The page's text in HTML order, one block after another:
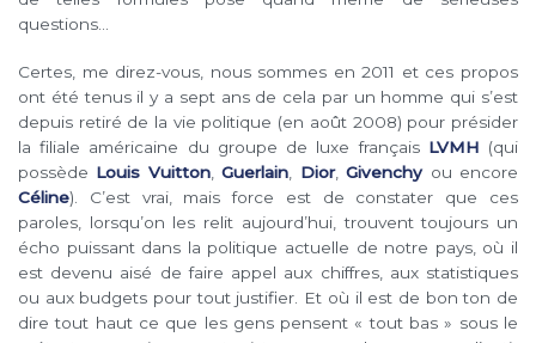
questions…
Certes, me direz-vous, nous sommes en 2011 et ces propos
ont été tenus il y a sept ans de cela par un homme qui s’est
depuis retiré de la vie politique (en août 2008) pour présider
la filiale américaine du groupe de luxe français LVMH (qui
possède Louis Vuitton,Guerlain Dior,Givenchyou encore
Céline). C’est vrai, mais force est de constater que ces
paroles, lorsqu’on les relit aujourd’hui, trouvent toujours un
écho puissant dans la politique actuelle de notre pays, où il
est devenu aisé de faire appel aux chiffres, aux statistiques
ou aux budgets pour tout justifier. Et où il est de bon ton de
dire tout haut ce que les gens pensent « tout bas » sousle